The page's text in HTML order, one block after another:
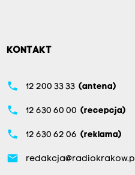
KONTAKT
phone 12 200 33 33 (antena)
phone 12 630 60 00 (recepcja)
phone 12 630 62 06 (reklama)
email redakcja@radiokrakow.pl